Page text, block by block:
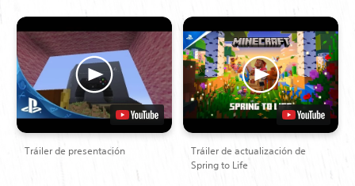
Tráiler de presentación
Tráiler de actualización de
Spring to Life